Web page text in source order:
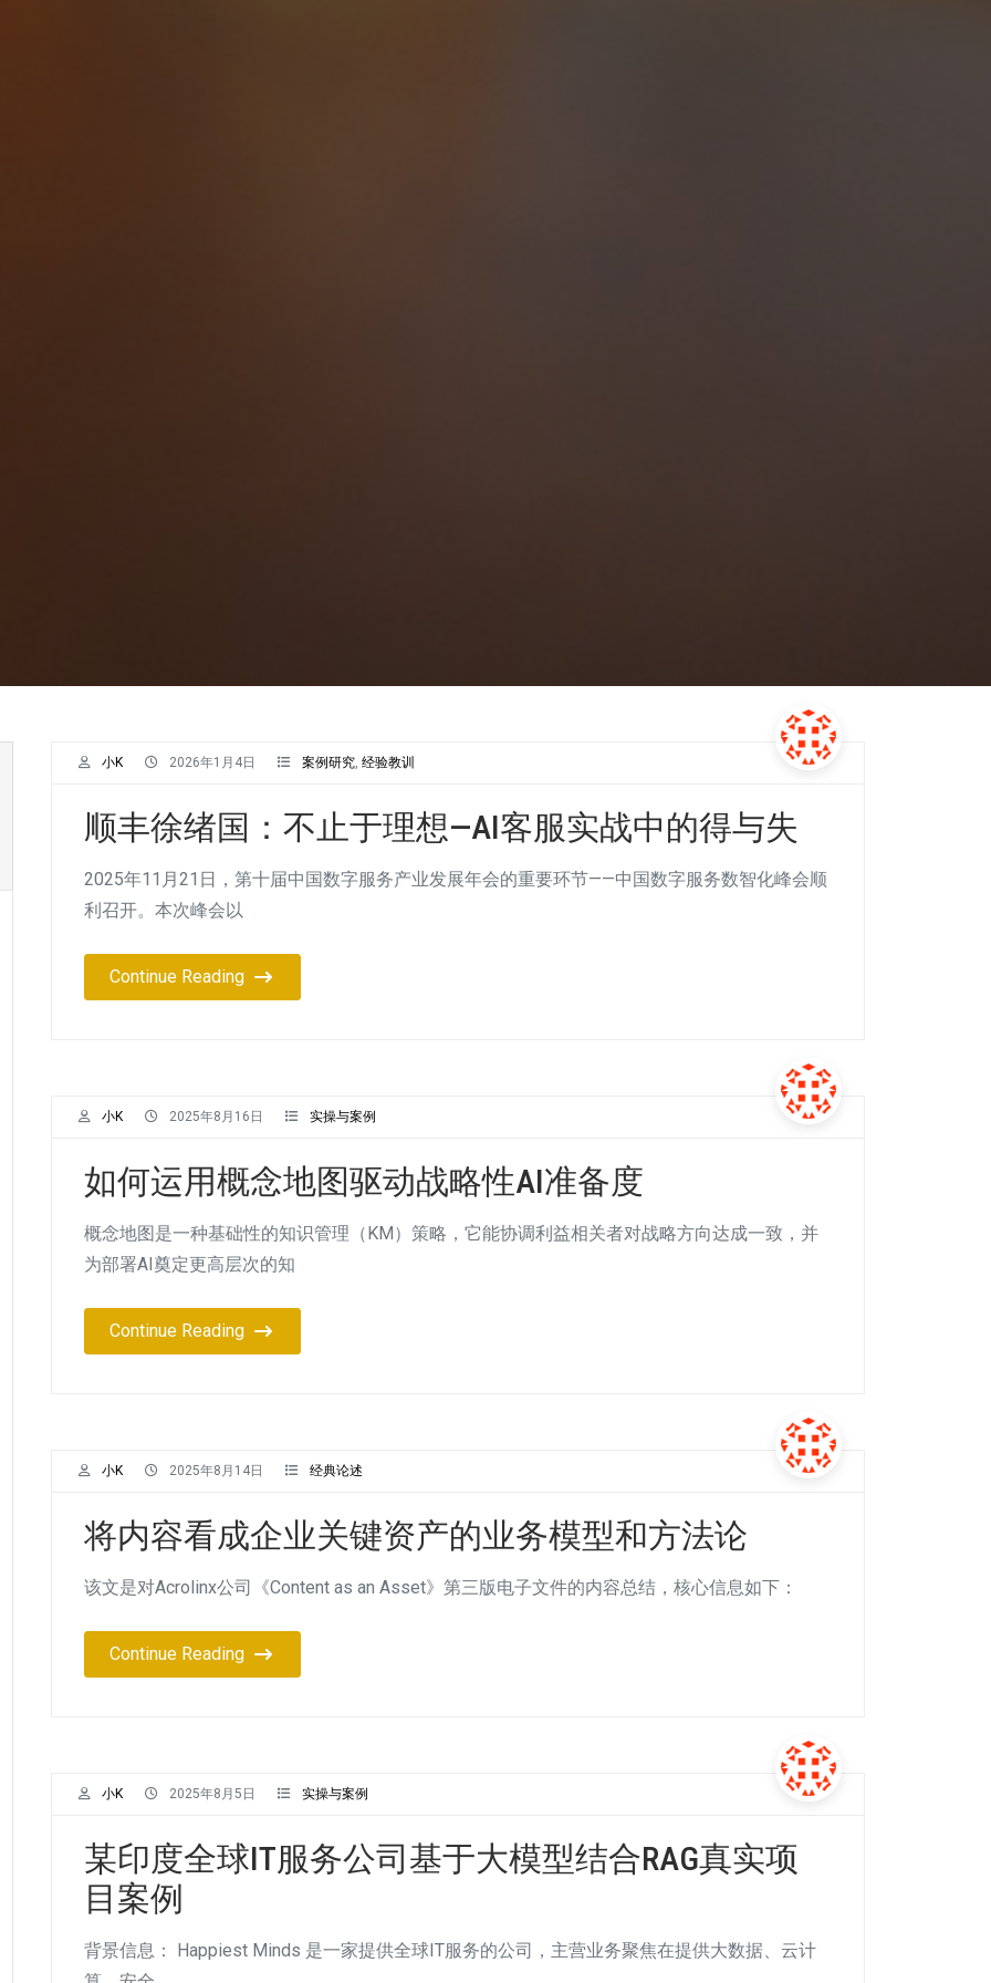
小K 2026年1月4日 案例研究 经验教训
顺丰徐绪国：不止于理想—AI客服实战中的得与失
2025年11月21日，第十届中国数字服务产业发展年会的重要环节——中国数字服务数智化峰会顺
利召开。本次峰会以
Continue Reading
小K 2025年8月16日 实操与案例
如何运用概念地图驱动战略性AI准备度
概念地图是一种基础性的知识管理（KM）策略，它能协调利益相关者对战略方向达成一致，并
为部署AI奠定更高层次的知
Continue Reading
小K 2025年8月14日 经典论述
将内容看成企业关键资产的业务模型和方法论
该文是对Acrolinx公司《Content as an Asset》第三版电子文件的内容总结，核心信息如下：
Continue Reading
小K 2025年8月5日 实操与案例
某印度全球IT服务公司基于大模型结合RAG真实项
目案例
背景信息： Happiest Minds 是一家提供全球IT服务的公司，主营业务聚焦在提供大数据、云计